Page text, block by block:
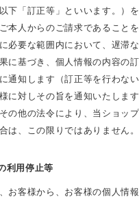
下「訂正等」といいます。）
本人からのご請求であること
必要な範囲内において、遅滞
に基づき、個人情報の内容の
通知します（訂正等を行わな
に対しその旨を通知いたしま
の他の法令により、当ショッ
は、この限りではありません。
利用停止等
お客様から、お客様の個人情